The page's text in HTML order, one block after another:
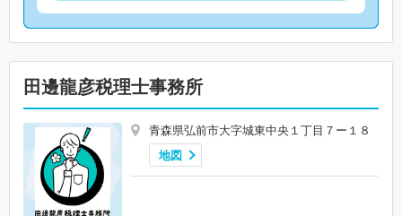
田邊龍彦税理士事務所
青森県弘前市大字城東中央１丁目７ー１８
地図